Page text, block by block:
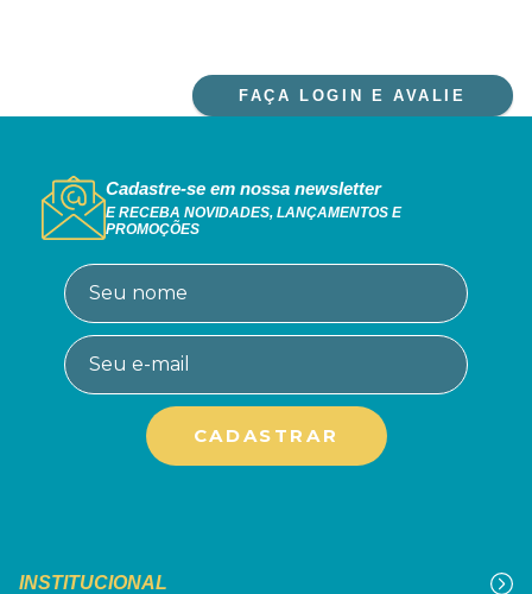
FAÇA LOGIN E AVALIE
Cadastre-se em nossa newsletter
E RECEBA NOVIDADES, LANÇAMENTOS E
PROMOÇÕES
INSTITUCIONAL